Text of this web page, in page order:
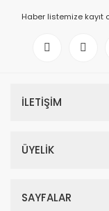
Haber listemize
İLETİŞİM
ÜYELİK
SAYFALAR